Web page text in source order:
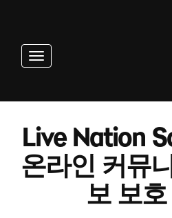
Toggle navigation
Live Nation
온라인 커뮤
보 보